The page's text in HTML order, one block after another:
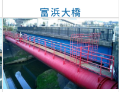
富浜大橋